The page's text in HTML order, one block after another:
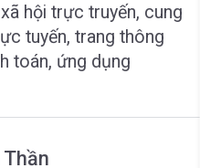
hội trực truyến, cung
tuyến, trang thông
toán, ứng dụng